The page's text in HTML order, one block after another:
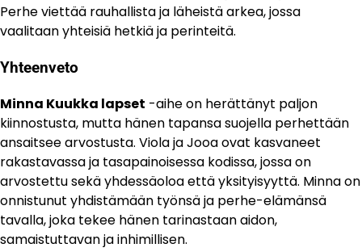
Perhe viettää rauhallista ja läheistä arkea, jossa
vaalitaan yhteisiä hetkiä ja perinteitä.
Yhteenveto
Minna Kuukka lapset -aihe on herättänyt paljon
kiinnostusta, mutta hänen tapansa suojella perhettään
ansaitsee arvostusta. Viola ja Jooa ovat kasvaneet
rakastavassa ja tasapainoisessa kodissa, jossa on
arvostettu sekä yhdessäoloa että yksityisyyttä. Minna on
onnistunut yhdistämään työnsä ja perhe-elämänsä
tavalla, joka tekee hänen tarinastaan aidon,
samaistuttavan ja inhimillisen.